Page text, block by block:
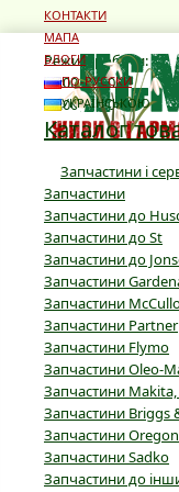
Режим роботи:
10:00 - 19:00
10:00 - 16:00
Каталог
Запчастини і
Запчастини
Запчастини до
Запчастини до St
Запчастини до
Запчастини
Запчастини
Запчастини Partner
Запчастини Flymo
Запчастини Oleo-
Запчастини
Запчастини Briggs
Запчастини Oregon
Запчастини Sadko
Запчастини до
КОНТАКТИ
МАПА
БЛОГИ
ПО-РУССКИ
УКРАЇНСЬКОЮ